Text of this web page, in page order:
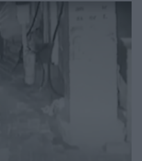
σας διακοπές με τα
η απόφασή της […]